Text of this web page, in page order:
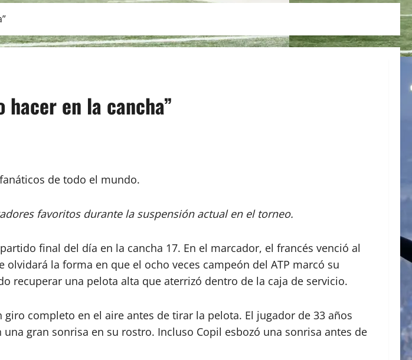
hacer en la cancha”
de todo el mundo.
favoritos durante la suspensión actual en el torneo.
final del día en la cancha 17. En el marcador, el francés venció al
olvidará la forma en que el ocho veces campeón del ATP marcó su
recuperar una pelota alta que aterrizó dentro de la caja de servicio.
completo en el aire antes de tirar la pelota. El jugador de 33 años
gran sonrisa en su rostro. Incluso Copil esbozó una sonrisa antes de